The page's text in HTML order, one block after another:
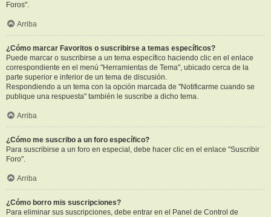
Foros".
Arriba
¿Cómo marcar Favoritos o suscribirse a temas específicos?
Puede marcar o suscribirse a un tema específico haciendo clic en el enlace
correspondiente en el menú "Herramientas de Tema", ubicado cerca de la
parte superior e inferior de un tema de discusión.
Respondiendo a un tema con la opción marcada de "Notificarme cuando se
publique una respuesta" también le suscribe a dicho tema.
Arriba
¿Cómo me suscribo a un foro específico?
Para suscribirse a un foro en especial, debe hacer clic en el enlace "Suscribir
Foro".
Arriba
¿Cómo borro mis suscripciones?
Para eliminar sus suscripciones, debe entrar en el Panel de Control de